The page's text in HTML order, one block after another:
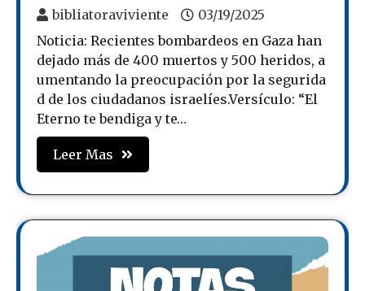
bibliatoraviviente
03/19/2025
Noticia: Recientes bombardeos en Gaza han
dejado más de 400 muertos y 500 heridos, a
umentando la preocupación por la segurida
d de los ciudadanos israelíes.Versículo: “El
Eterno te bendiga y te…
Leer Mas